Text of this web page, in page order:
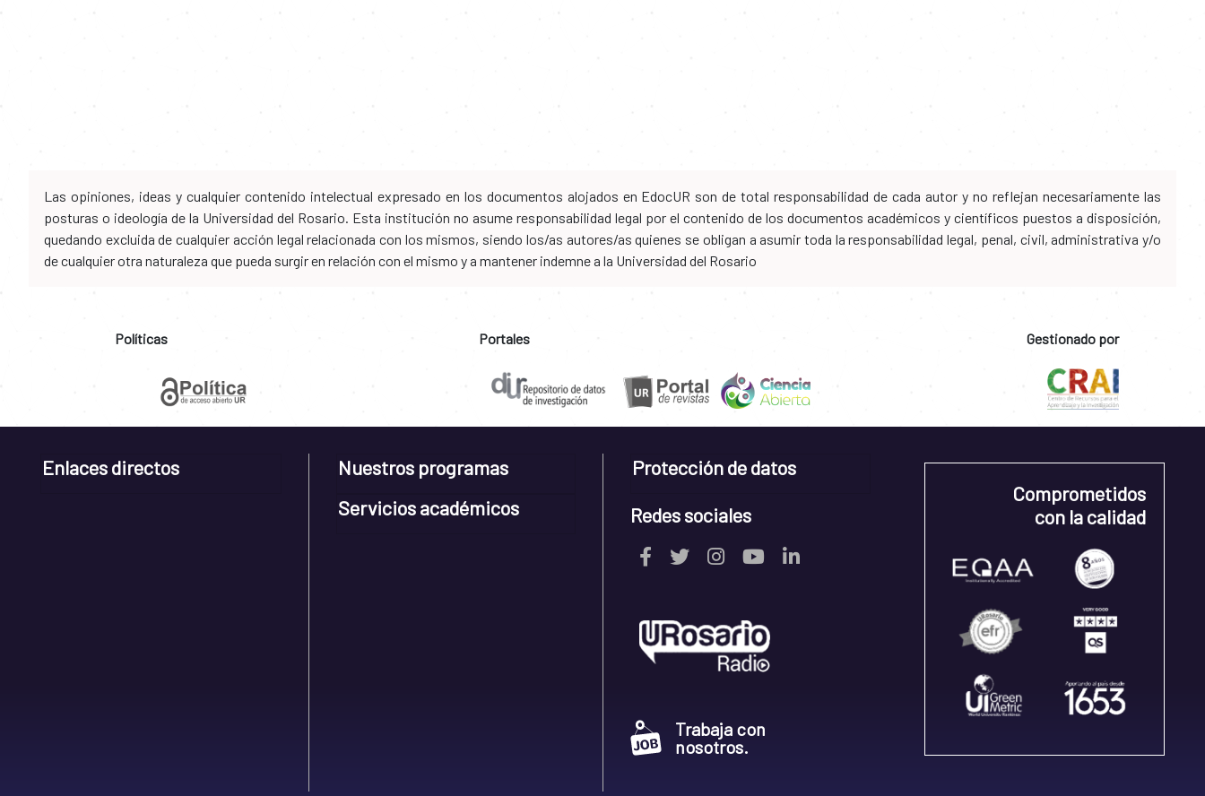
Las opiniones, ideas y cualquier contenido intelectual expresado en los documentos alojados en EdocUR son de total responsabilidad de cada autor y no reflejan necesariamente las
posturas o ideología de la Universidad del Rosario. Esta institución no asume responsabilidad legal por el contenido de los documentos académicos y científicos puestos a disposición,
quedando excluida de cualquier acción legal relacionada con los mismos, siendo los/as autores/as quienes se obligan a asumir toda la responsabilidad legal, penal, civil, administrativa y/o
de cualquier otra naturaleza que pueda surgir en relación con el mismo y a mantener indemne a la Universidad del Rosario
Políticas Portales Gestionado por
Enlaces directos
Nuestros programas
Servicios académicos
Protección de datos
Redes sociales
Trabaja con
nosotros.
Comprometidos
con la calidad